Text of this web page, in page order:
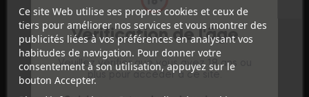
Ce site Web utilise ses propres cookies et ceux de
tiers pour améliorer nos services et vous montrer des
publicités liées à vos préférences en analysant vos
habitudes de navigation. Pour donner votre
consentement à son utilisation, appuyez sur le
bouton Accepter.
Vérification de l'âge
Veuillez vérifier que vous avez 18 ans ou
plus pour accéder à ce site.